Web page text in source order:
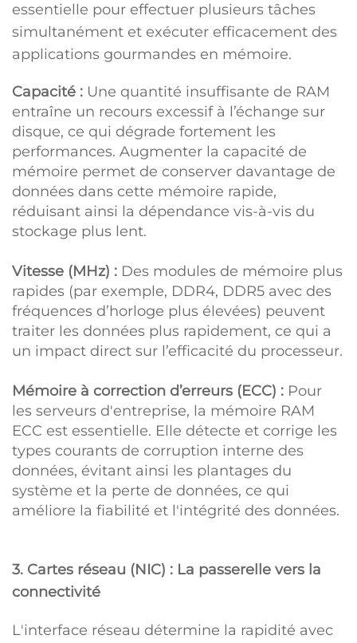
essentielle pour effectuer plusieurs tâches
simultanément et exécuter efficacement des
applications gourmandes en mémoire.
Capacité : Une quantité insuffisante de RAM
entraîne un recours excessif à l’échange sur
disque, ce qui dégrade fortement les
performances. Augmenter la capacité de
mémoire permet de conserver davantage de
données dans cette mémoire rapide,
réduisant ainsi la dépendance vis-à-vis du
stockage plus lent.
Vitesse (MHz) : Des modules de mémoire plus
rapides (par exemple, DDR4, DDR5 avec des
fréquences d’horloge plus élevées) peuvent
traiter les données plus rapidement, ce qui a
un impact direct sur l’efficacité du processeur.
Mémoire à correction d’erreurs (ECC) : Pour
les serveurs d'entreprise, la mémoire RAM
ECC est essentielle. Elle détecte et corrige les
types courants de corruption interne des
données, évitant ainsi les plantages du
système et la perte de données, ce qui
améliore la fiabilité et l'intégrité des données.
3. Cartes réseau (NIC) : La passerelle vers la
connectivité
L'interface réseau détermine la rapidité avec